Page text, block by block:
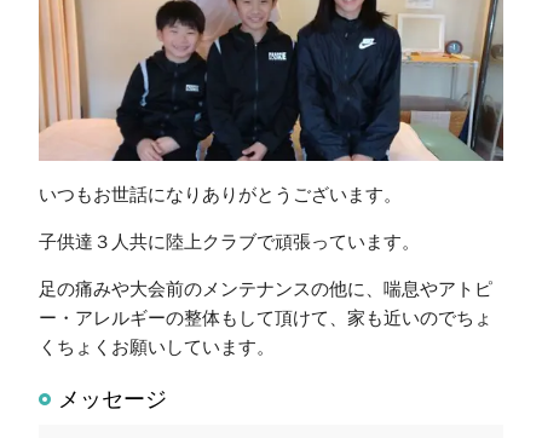
いつもお世話になりありがとうございます。
子供達３人共に陸上クラブで頑張っています。
足の痛みや大会前のメンテナンスの他に、喘息やアトピ
ー・アレルギーの整体もして頂けて、家も近いのでちょ
くちょくお願いしています。
メッセージ